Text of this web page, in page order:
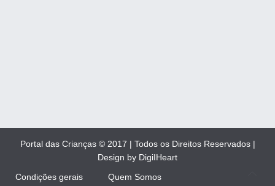
Portal das Crianças © 2017 | Todos os Direitos Reservados |
Design by DigiIHeart
Condições gerais
Quem Somos